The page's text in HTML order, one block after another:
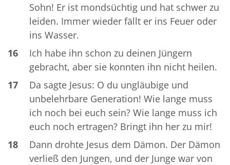
Sohn! Er ist mondsüchtig und hat schwer zu
leiden. Immer wieder fällt er ins Feuer oder
ins Wasser.
16
Ich habe ihn schon zu deinen Jüngern
gebracht, aber sie konnten ihn nicht heilen.
17
Da sagte Jesus: O du ungläubige und
unbelehrbare Generation! Wie lange muss
ich noch bei euch sein? Wie lange muss ich
euch noch ertragen? Bringt ihn her zu mir!
18
Dann drohte Jesus dem Dämon. Der Dämon
verließ den Jungen, und der Junge war von